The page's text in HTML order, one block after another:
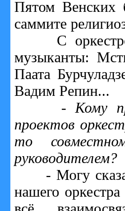
Пятом Венских
саммите
С оркестром
музыканты:
Паата
Вадим Репин...
- Кому
проектов
то
руководителем?
- Могу
нашего